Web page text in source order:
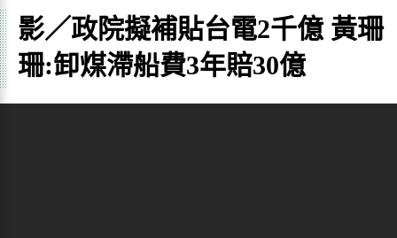
影／政院擬補貼台電2千億 黃珊
珊:卸煤滯船費3年賠30億